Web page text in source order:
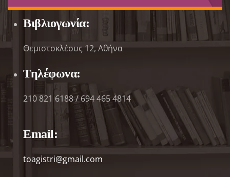
Βιβλιογωνία:
Θεμιστοκλέους 12, Αθήνα
Τηλέφωνα:
210 821 6188 / 694 465 4814
Email:
toagistri@gmail.com